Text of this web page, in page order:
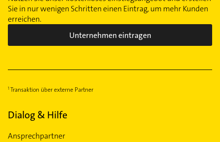
Sie in nur wenigen Schritten einen Eintrag, um mehr Kunden
erreichen.
Unternehmen eintragen
Transaktion über externe Partner
Dialog & Hilfe
Ansprechpartner